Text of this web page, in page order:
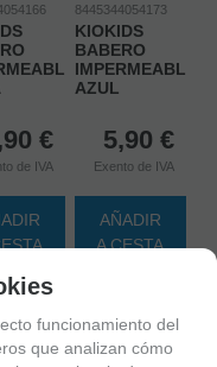
€
de IVA
8445344054173
KIOKIDS
BABERO
IMPERMEABLE
AZUL
5,90 €
Exento de IVA
AÑADIR
A CESTA
funcionamiento del
que analizan cómo